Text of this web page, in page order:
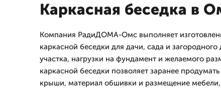
Каркасная беседка в
Компания РадиДОМА-Омс выполняет
каркасной беседки для дачи, сада и
участка, нагрузки на фундамент и желаемого
каркасной беседки позволяет заранее
крыши, материал обшивки и размещение мебели,